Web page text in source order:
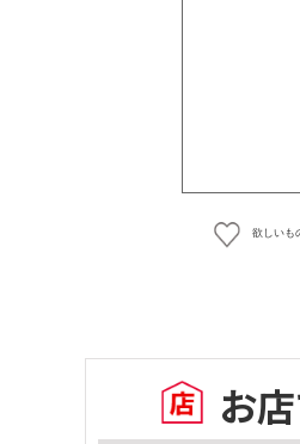
欲しいも
お